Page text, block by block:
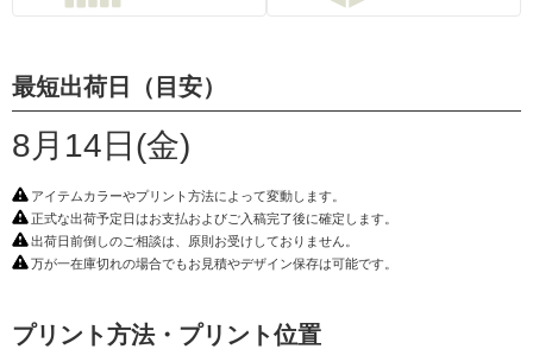
最短出荷日（目安）
8月14日(金)
アイテムカラーやプリント方法によって変動します。
正式な出荷予定日はお支払およびご入稿完了後に確定します。
出荷日前倒しのご相談は、原則お受けしておりません。
万が一在庫切れの場合でもお見積やデザイン保存は可能です。
プリント方法・プリント位置